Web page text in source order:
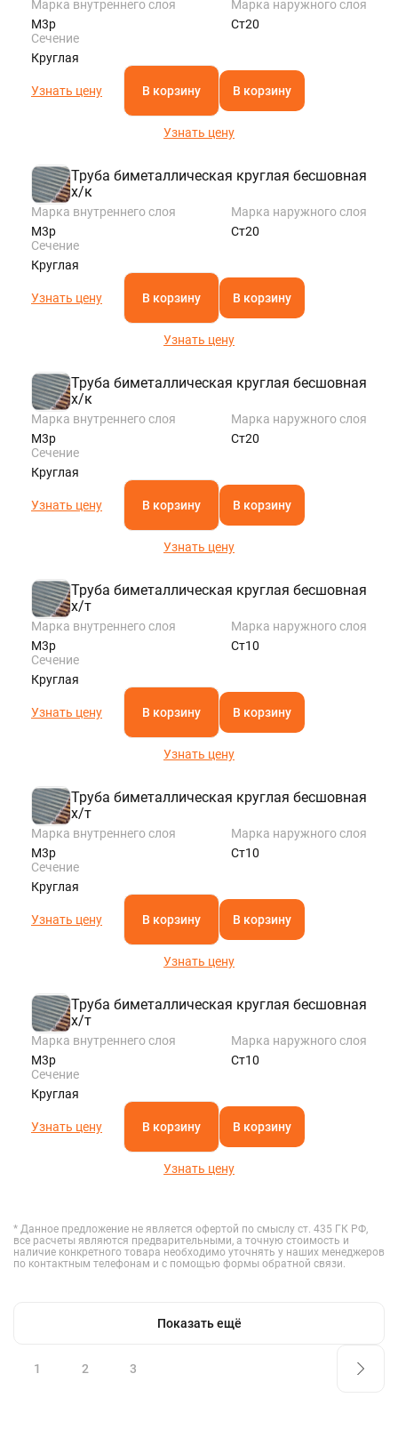
Марка внутреннего слоя
М3р
Марка наружного слоя
Ст20
Сечение
Круглая
Узнать цену В корзину В корзину
Узнать цену
Труба биметаллическая круглая бесшовная
х/к
Марка внутреннего слоя
М3р
Марка наружного слоя
Ст20
Сечение
Круглая
Узнать цену В корзину В корзину
Узнать цену
Труба биметаллическая круглая бесшовная
х/к
Марка внутреннего слоя
М3р
Марка наружного слоя
Ст20
Сечение
Круглая
Узнать цену В корзину В корзину
Узнать цену
Труба биметаллическая круглая бесшовная
х/т
Марка внутреннего слоя
М3р
Марка наружного слоя
Ст10
Сечение
Круглая
Узнать цену В корзину В корзину
Узнать цену
Труба биметаллическая круглая бесшовная
х/т
Марка внутреннего слоя
М3р
Марка наружного слоя
Ст10
Сечение
Круглая
Узнать цену В корзину В корзину
Узнать цену
Труба биметаллическая круглая бесшовная
х/т
Марка внутреннего слоя
М3р
Марка наружного слоя
Ст10
Сечение
Круглая
Узнать цену В корзину В корзину
Узнать цену
* Данное предложение не является офертой по смыслу ст. 435 ГК РФ,
все расчеты являются предварительными, а точную стоимость и
наличие конкретного товара необходимо уточнять у наших менеджеров
по контактным телефонам и с помощью формы обратной связи.
Показать ещё
1 2 3